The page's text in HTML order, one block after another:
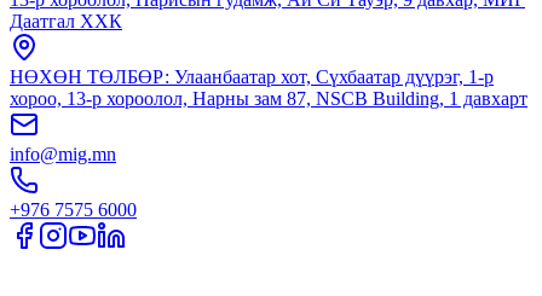
Даатгал ХХК
НӨХӨН ТӨЛБӨР: Улаанбаатар хот, Сүхбаатар дүүрэг, 1-р
хороо, 13-р хороолол, Нарны зам 87, NSCB Building, 1 давхарт
info@mig.mn
+976 7575 6000